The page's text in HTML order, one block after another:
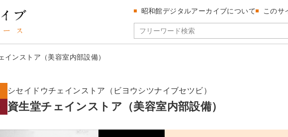
昭和館デジタルアーカイブについて このサ
インストア（美容室内部設備）
シセイドウチェインストア（ビヨウシツナイブセツビ）
資生堂チェインストア（美容室内部設備）